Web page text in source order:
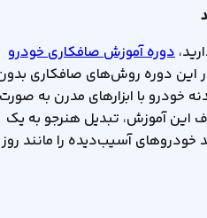
دوره آموزش صافکاری خودرو
این دوره روش‌های صافکاری
خودرو با ابزارهای مدرن به صورت
آموزش، تبدیل هنرجو به یک
آسیب‌دیده را مانند روز